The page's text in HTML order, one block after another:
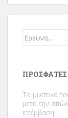
Ψάχνω
ΠΡΌΣΦΑΤΕΣ
Τα μυστικά
μετά την
επέμβαση!